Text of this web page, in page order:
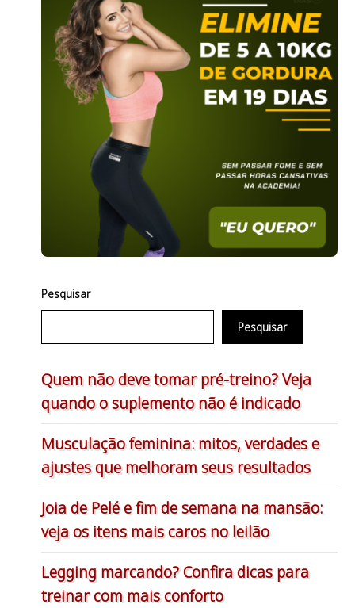
Pesquisar
Pesquisar
Quem não deve tomar pré-treino? Veja
quando o suplemento não é indicado
Musculação feminina: mitos, verdades e
ajustes que melhoram seus resultados
Joia de Pelé e fim de semana na mansão:
veja os itens mais caros no leilão
Legging marcando? Confira dicas para
treinar com mais conforto